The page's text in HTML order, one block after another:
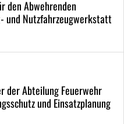
den Abwehrenden
und Nutzfahrzeugwerkstatt
Abteilung Feuerwehr
und Einsatzplanung